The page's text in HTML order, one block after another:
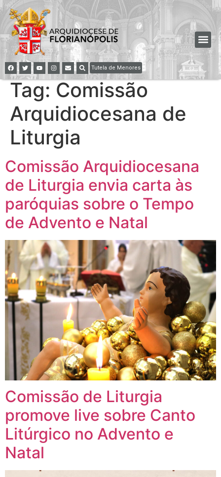
Tutela de Menores
Tag: Comissão
Arquidiocesana de
Liturgia
Comissão Arquidiocesana
de Liturgia envia carta às
paróquias sobre o Tempo
de Advento e Natal
Comissão de Liturgia
promove live sobre Canto
Litúrgico no Advento e
Natal